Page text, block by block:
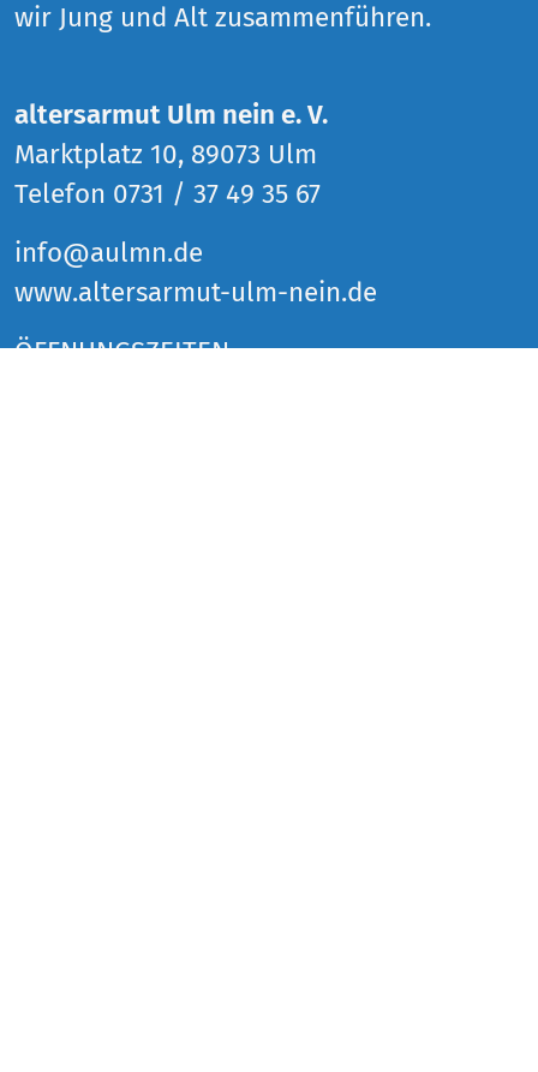
wir Jung und Alt zusammenführen.
altersarmut Ulm nein e. V.
Marktplatz 10, 89073 Ulm
Telefon 0731 / 37 49 35 67
info@aulmn.de
www.altersarmut-ulm-nein.de
ÖFFNUNGSZEITEN